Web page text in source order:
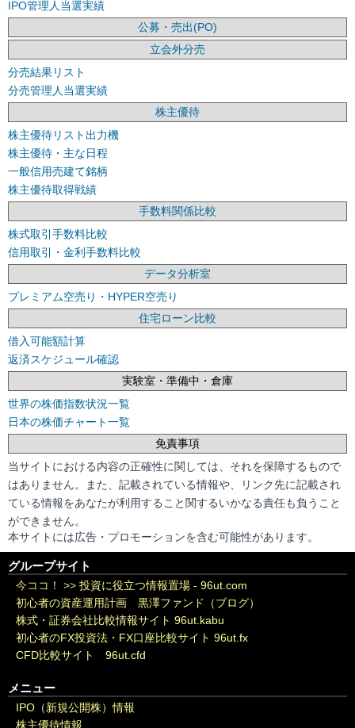
IPO管理人当選実績
公募・売出(PO)
立会外分売
分売結果リスト
分売管理人当選実績
株主優待
株主優待リスト出力機
株主優待・主な日程
一般信用売建て銘柄
株主優待取得戦績
手数料関係比較
株式取引手数料比較
信用取引・金利手数料比較
データ分析室
プレミアム空売り・HYPER空売り
住宅ローン比較
借入可能額計算
返済スケジュール確認
実験室・準備中・倉庫
世界の株価指数状況一覧
日本の株価チャート一覧
免責事項
当サイトにおける内容の正確性に関しては、それを保障するもので
はありません。また、記載されている情報や、リンク先に記載され
ている情報をあなたが利用すること関するいかなる責任も負うこと
ができません。
本サイトには広告・プロモーションを含む可能性があります。
グループサイト
今ココ！ >> 投資に役立つ情報置場 - 96ut.com
初心者の資産運用計画 黒澤ファンド（ブログ）
株式・証券会社比較情報サイト 96ut.kabu
初心者のFX投資法・FX口座比較サイト 96ut.fx
CFD比較サイト 96ut.cfd
メニュー
IPO（新規公開株）情報
株主優待情報